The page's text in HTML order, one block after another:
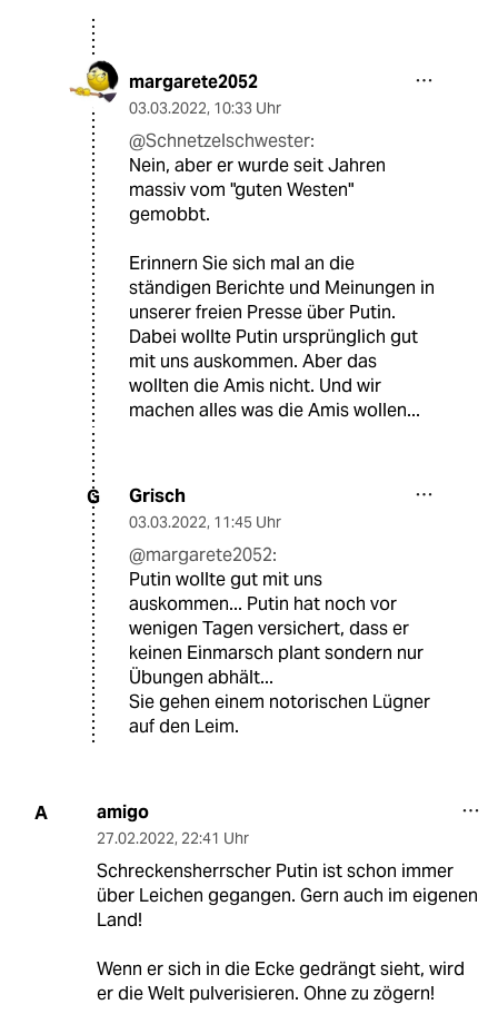
margarete2052
03.03.2022, 10:33 Uhr
@Schnetzelschwester:
Nein, aber er wurde seit Jahren
massiv vom "guten Westen"
gemobbt.
Erinnern Sie sich mal an die
ständigen Berichte und Meinungen in
unserer freien Presse über Putin.
Dabei wollte Putin ursprünglich gut
mit uns auskommen. Aber das
wollten die Amis nicht. Und wir
machen alles was die Amis wollen...
G Grisch
03.03.2022, 11:45 Uhr
@margarete2052:
Putin wollte gut mit uns
auskommen... Putin hat noch vor
wenigen Tagen versichert, dass er
keinen Einmarsch plant sondern nur
Übungen abhält...
Sie gehen einem notorischen Lügner
auf den Leim.
A amigo
27.02.2022, 22:41 Uhr
Schreckensherrscher Putin ist schon immer
über Leichen gegangen. Gern auch im eigenen
Land!
Wenn er sich in die Ecke gedrängt sieht, wird
er die Welt pulverisieren. Ohne zu zögern!